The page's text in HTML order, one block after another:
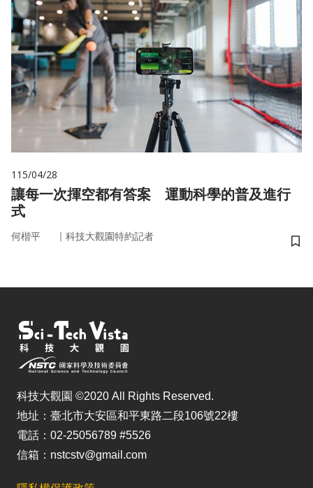
115/04/28
讓每一次揮空都有答案 運動科學的普及進行
式
何楷平 ｜ 科技大觀園特約記者
儲
科技大觀園 ©2020 All Rights Reserved.
地址：臺北市大安區和平東路二段106號22樓
電話：02-25056789 #5526
信箱：nstcstv@gmail.com